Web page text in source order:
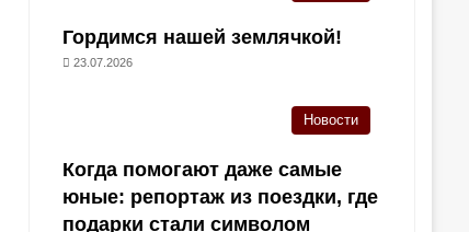
Гордимся нашей землячкой!
23.07.2026
Новости
Когда помогают даже самые
юные: репортаж из поездки, где
подарки стали символом